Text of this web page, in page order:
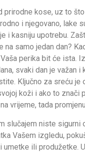
prirodne kose, uz to
i njegovano, lake
i kasniju upotrebu.
na samo jedan dan?
perika bit će ista.
svaki dan je važan i
Ključno za sreću je
koži i ako to znači
vrijeme, tada
slučajem niste sigurni
Vašem izgledu,
umetke ili produžetke.